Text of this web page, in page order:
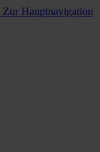
Zur Hauptnavigation